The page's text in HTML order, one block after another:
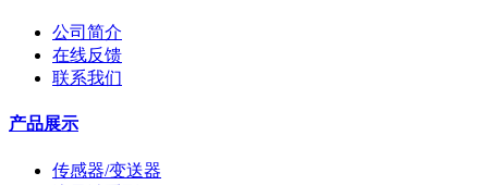
公司简介
在线反馈
联系我们
产品展示
传感器/变送器